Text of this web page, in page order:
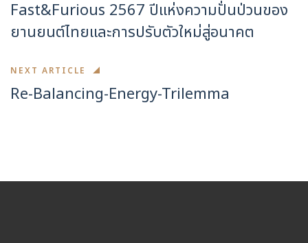
Fast&Furious 2567 ปีแห่งความปั่นป่วนของ
ยานยนต์ไทยและการปรับตัวใหม่สู่อนาคต
NEXT ARTICLE
Re-Balancing-Energy-Trilemma